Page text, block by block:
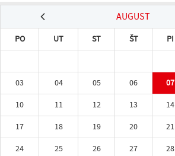
AUGUST
PO UT ST ŠT PI
03
04 05 06 07
10
11 12 13 14
17
18 19 20 21
24
25 26 27 28